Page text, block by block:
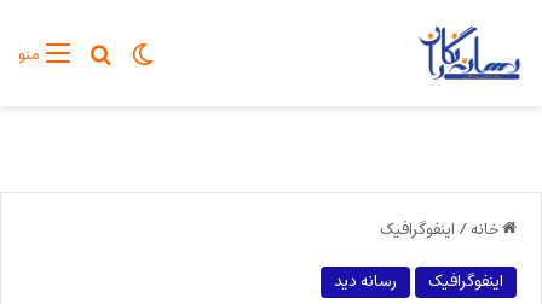
منوجستجو
تغییر پوسته
خانه/ اینفوگرافیک
اینفوگرافیک
رسانه دید